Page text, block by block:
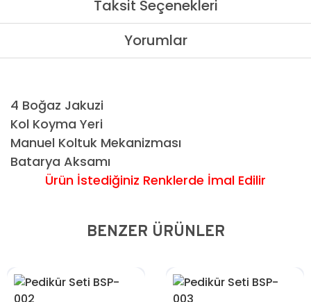
Taksit Seçenekleri
Yorumlar
4 Boğaz Jakuzi
Kol Koyma Yeri
Manuel Koltuk Mekanizması
Batarya Aksamı
Ürün İstediğiniz Renklerde İmal Edilir
BENZER ÜRÜNLER